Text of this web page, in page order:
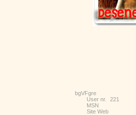
bgVFgre
User nr.
221
MSN
Site Web